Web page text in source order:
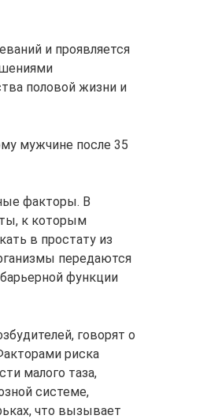
и проявляется
половой жизни и
мужчине после 35
факторы. В
к которым
в простату из
передаются
функции
говорят о
риска
малого таза,
системе,
что вызывает